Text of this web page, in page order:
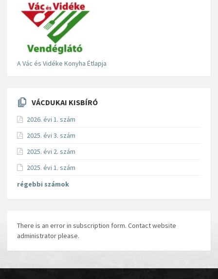
A Vác és Vidéke Konyha Étlapja
VÁCDUKAI KISBÍRÓ
2026. évi 1. szám
2025. évi 3. szám
2025. évi 2. szám
2025. évi 1. szám
régebbi számok
There is an error in subscription form. Contact website
administrator please.